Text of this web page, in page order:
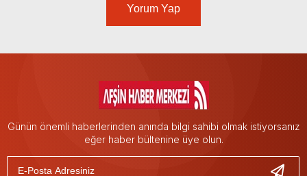
Yorum Yap
Günün önemli haberlerinden anında bilgi sahibi olmak istiyorsanız
eğer haber bültenine üye olun.